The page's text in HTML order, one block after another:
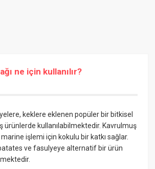
ne için kullanılır?
keklere eklenen popüler bir bitkisel
ürünlerde kullanılabilmektedir. Kavrulmuş
marine işlemi için kokulu bir katkı sağlar.
ve fasulyeye alternatif bir ürün